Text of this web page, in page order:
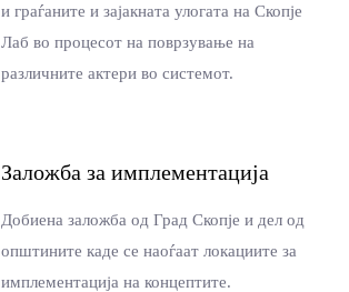
и граѓаните и зајакната улогата на Скопје
Лаб во процесот на поврзување на
различните актери во системот.
Заложба за имплементација
Добиена заложба од Град Скопје и дел од
општините каде се наоѓаат локациите за
имплементација на концептите.